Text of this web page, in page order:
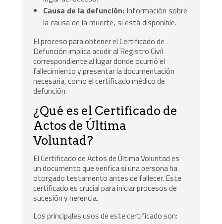
Causa de la defunción: Información sobre
la causa de la muerte, si está disponible.
El proceso para obtener el Certificado de
Defunción implica acudir al Registro Civil
correspondiente al lugar donde ocurrió el
fallecimiento y presentar la documentación
necesaria, como el certificado médico de
defunción.
¿Qué es el Certificado de
Actos de Última
Voluntad?
El Certificado de Actos de Última Voluntad es
un documento que verifica si una persona ha
otorgado testamento antes de fallecer. Este
certificado es crucial para iniciar procesos de
sucesión y herencia.
Los principales usos de este certificado son: